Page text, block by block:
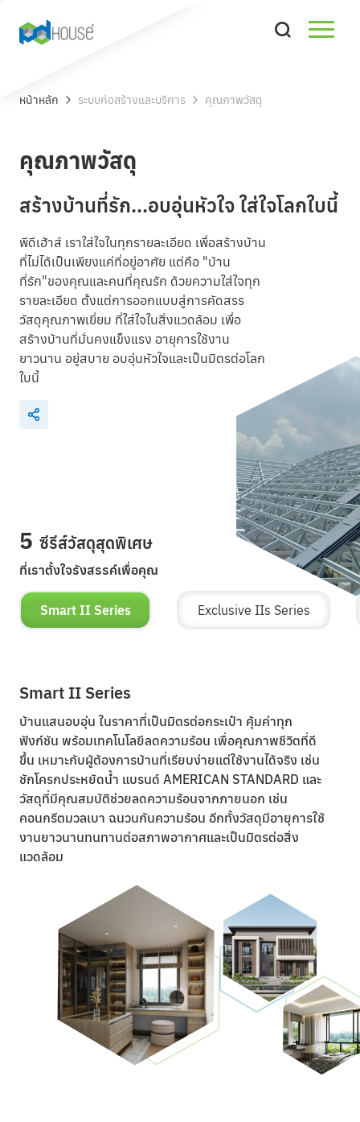
หน้าหลัก ระบบก่อสร้างและบริการ คุณภาพวัสดุ
คุณภาพวัสดุ
สร้างบ้านที่รัก...อบอุ่นหัวใจ ใส่ใจโลกใบนี้
พีดีเฮ้าส์ เราใส่ใจในทุกรายละเอียด เพื่อสร้างบ้าน
ที่ไม่ได้เป็นเพียงแค่ที่อยู่อาศัย แต่คือ "บ้าน
ที่รัก"ของคุณและคนที่คุณรัก ด้วยความใส่ใจทุก
รายละเอียด ตั้งแต่การออกแบบสู่การคัดสรร
วัสดุคุณภาพเยี่ยม ที่ใส่ใจในสิ่งแวดล้อม เพื่อ
สร้างบ้านที่มั่นคงแข็งแรง อายุการใช้งาน
ยาวนาน อยู่สบาย อบอุ่นหัวใจและเป็นมิตรต่อโลก
ใบนี้
5 ซีรีส์วัสดุสุดพิเศษ
ที่เราตั้งใจรังสรรค์เพื่อคุณ
Smart II Series Exclusive IIs Series
Smart II Series
บ้านแสนอบอุ่น ในราคาที่เป็นมิตรต่อกระเป๋า คุ้มค่าทุก
ฟังก์ชัน พร้อมเทคโนโลยีลดความร้อน เพื่อคุณภาพชีวิตที่ดี
ขึ้น เหมาะกับผู้ต้องการบ้านที่เรียบง่ายแต่ใช้งานได้จริง เช่น
ชักโครกประหยัดน้ำ แบรนด์ AMERICAN STANDARD และ
วัสดุที่มีคุณสมบัติช่วยลดความร้อนจากภายนอก เช่น
คอนกรีตมวลเบา ฉนวนกันความร้อน อีกทั้งวัสดุมีอายุการใช้
งานยาวนานทนทานต่อสภาพอากาศและเป็นมิตรต่อสิ่ง
แวดล้อม